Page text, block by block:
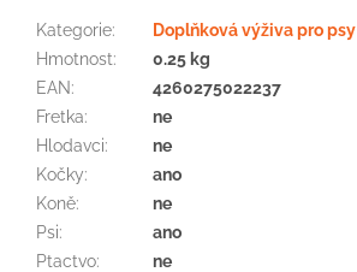
Kategorie:
Doplňková výživa pro psy
Hmotnost:
0.25 kg
EAN:
4260275022237
Fretka:
ne
Hlodavci:
ne
Kočky:
ano
Koně:
ne
Psi:
ano
Ptactvo:
ne